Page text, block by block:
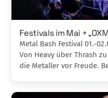
Festivals im Mai +
Metal Bash Festival 01.-
Von Heavy über Thrash
die Metaller vor Freude.